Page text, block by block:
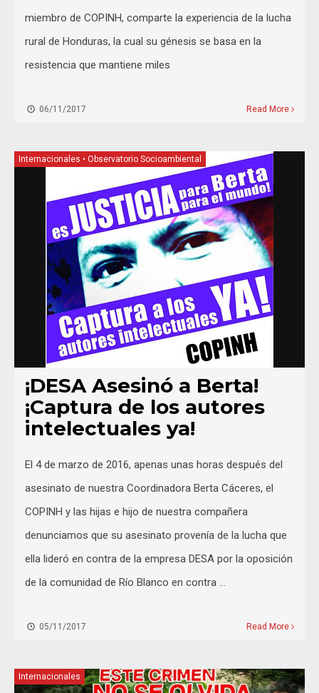
miembro de COPINH, comparte la experiencia de la lucha
rural de Honduras, la cual su génesis se basa en la
resistencia que mantiene miles
06/11/2017 Read More
Internacionales • Observatorio Socioambiental
¡DESA Asesinó a Berta!
¡Captura de los autores
intelectuales ya!
El 4 de marzo de 2016, apenas unas horas después del
asesinato de nuestra Coordinadora Berta Cáceres, el
COPINH y las hijas e hijo de nuestra compañera
denunciamos que su asesinato provenía de la lucha que
ella lideró en contra de la empresa DESA por la oposición
de la comunidad de Río Blanco en contra …
05/11/2017 Read More
Internacionales